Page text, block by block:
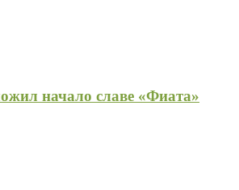
начало славе «Фиата»